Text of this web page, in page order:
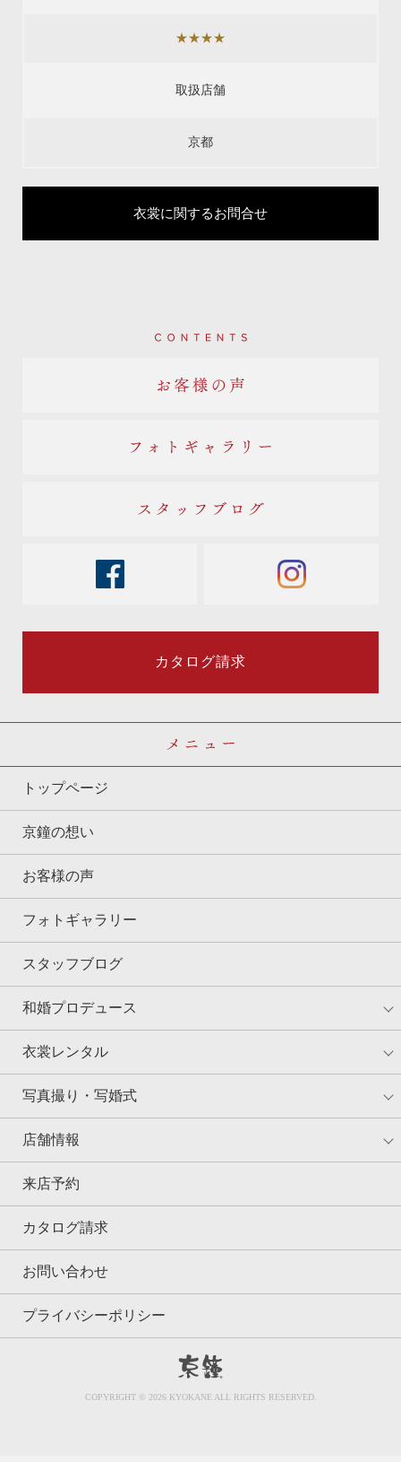
★★★★
取扱店舗
京都
衣裳に関するお問合せ
Contents
お客様の声
フォトギャラリー
スタッフブログ
instagram
カタログ請求
トップページ
京鐘の想い
お客様の声
フォトギャラリー
スタッフブログ
和婚プロデュース
衣裳レンタル
写真撮り・写婚式
店舗情報
来店予約
カタログ請求
お問い合わせ
プライバシーポリシー
COPYRIGHT © 2026 KYOKANE ALL RIGHTS RESERVED.